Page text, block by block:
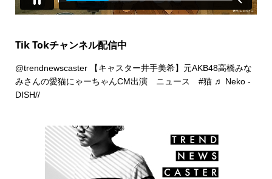
Tik Tokチャンネル配信中
@trendnewscaster【キャスター井手美希】元AKB48高橋みな
みさんの愛猫にゃーちゃんCM出演 ニュース #猫 ♬ Neko -
DISH//